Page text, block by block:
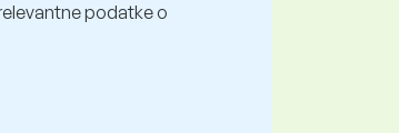
podatke o